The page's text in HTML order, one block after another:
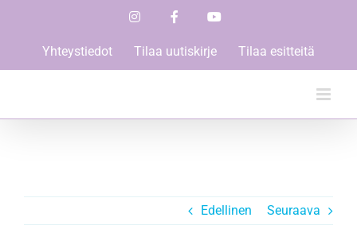
InstagramFacebook
Yhteystiedot Tilaa uutiskirje Tilaa esitteitä
Edellinen Seuraava